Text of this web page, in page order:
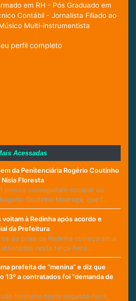
em RH - Pós Graduado em
Contábil - Jornalista Filiado ao
Multi-instrumentista
perfil completo
Acessadas
da Penitenciária Rogério Coutinho
Floresta
presos conseguiram escapar da
Coutinho Madruga, que f…
à Redinha após acordo e
da Prefeitura
da praia da Redinha começaram a
atividades nesta terça-feira…
prefeita de “menina” e diz que
13º a contratados foi “demanda de
ordinária desta segunda-feira